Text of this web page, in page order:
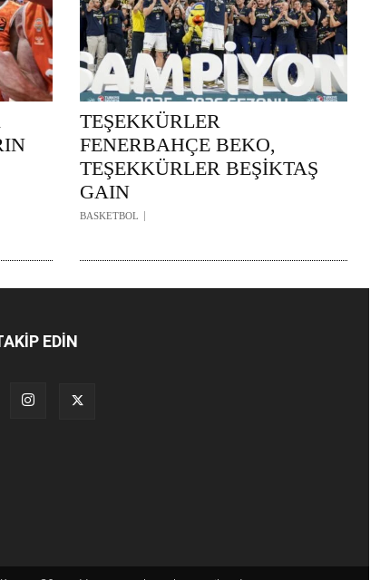
TEŞEKKÜRLER
FENERBAHÇE BEKO,
TEŞEKKÜRLER BEŞİKTAŞ
GAIN
BASKETBOL
EDİN